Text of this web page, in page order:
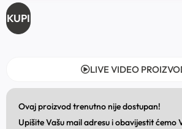
KUPI
LIVE VIDEO
Ovaj proizvod trenutno nije dostupan!
Upišite Vašu mail adresu i obavijestit ćemo